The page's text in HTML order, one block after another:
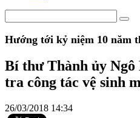
Hướng tới kỷ niệm 10 năm
Bí thư Thành ủy Ngô
tra công tác vệ sinh
26/03/2018 14:34